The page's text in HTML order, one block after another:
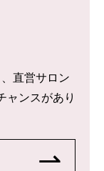
直営サロン
ャンスがあり